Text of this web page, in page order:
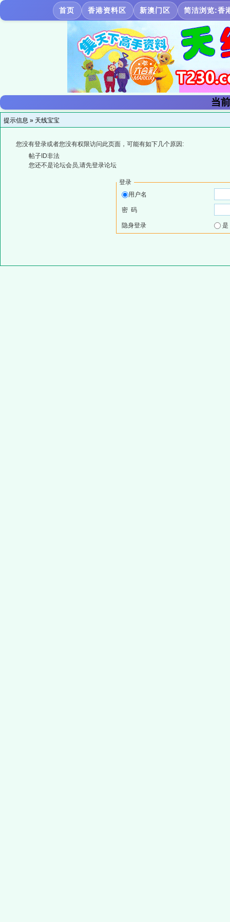
首页 香港资料区 新澳门区 简洁浏览:香
当
提示信息 » 天线宝宝
您没有登录或者您没有权限访问此页面，可能有如下几个原因:
帖子ID非法
您还不是论坛会员,请先登录论坛
登录
用户名
密 码
隐身登录